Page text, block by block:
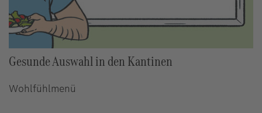
Gesunde Auswahl in den Kantinen
Wohlfühlmenü